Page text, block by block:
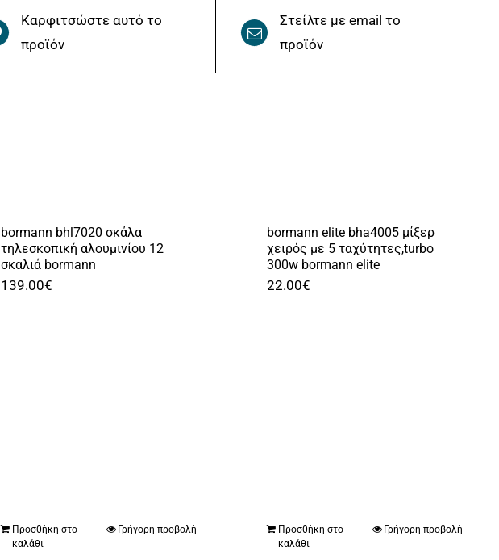
Καρφιτσώστε αυτό το
προϊόν
Στείλτε με email το
προϊόν
bormann bhl7020 σκάλα
τηλεσκοπική αλουμινίου 12
σκαλιά bormann
139.00€
Προσθήκη στο
καλάθι
Γρήγορη προβολή
bormann elite bha4005 μίξερ
χειρός με 5 ταχύτητες,turbo
300w bormann elite
22.00€
Προσθήκη στο
καλάθι
Γρήγορη προβολή